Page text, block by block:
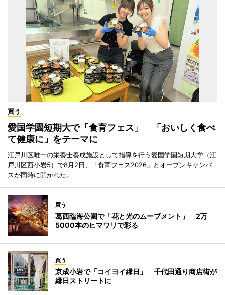
買う
愛国学園短期大で「食育フェス」 「おいしく食べ
て健康に」をテーマに
江戸川区唯一の栄養士養成施設として指導を行う愛国学園短期大学（江
戸川区西小岩5）で8月2日、「食育フェス2026」とオープンキャンパ
スが同時に開かれた。
買う
葛西臨海公園で「花と光のムーブメント」 2万
5000本のヒマワリで彩る
買う
京成小岩で「コイヨイ縁日」 千代田通り商店街が
縁日ストリートに